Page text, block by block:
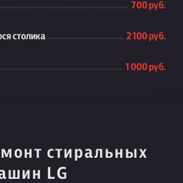
700 руб.
столика 2 100 руб.
1 000 руб.
стиральных
LG